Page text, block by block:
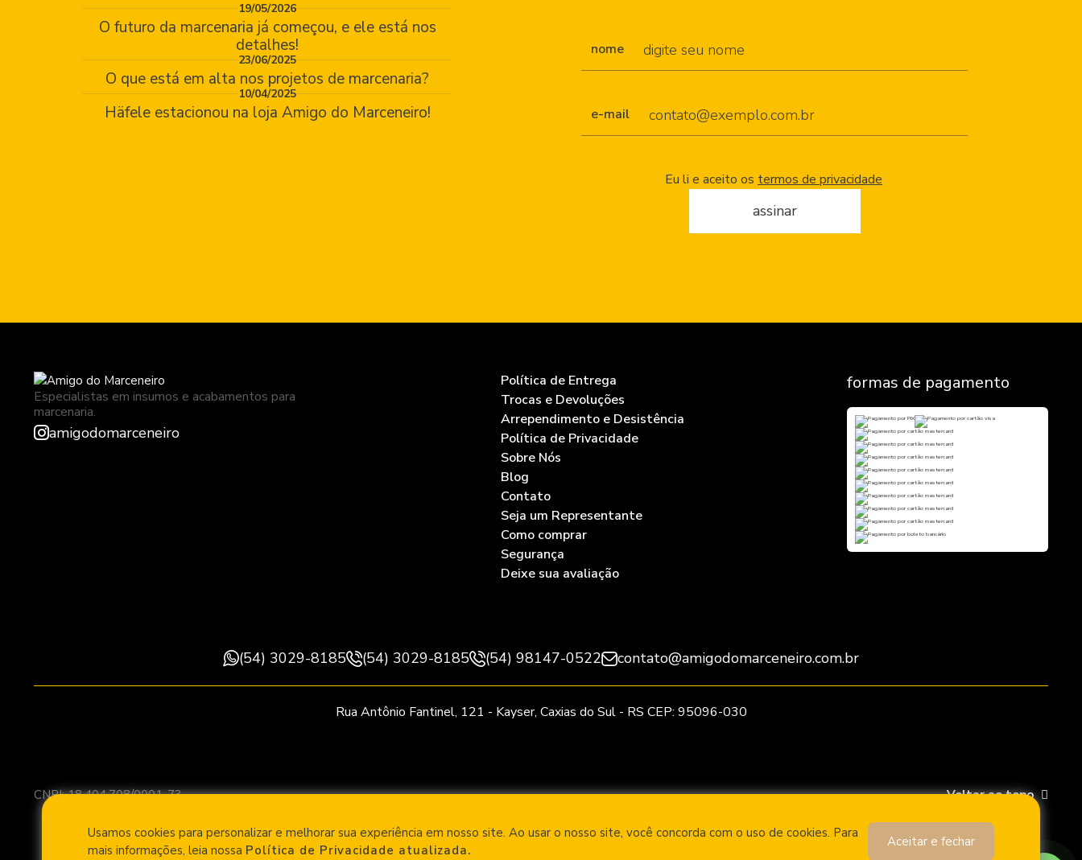
19/05/2026
O futuro da marcenaria já começou, e ele está nos
detalhes!
23/06/2025
O que está em alta nos projetos de marcenaria?
10/04/2025
Häfele estacionou na loja Amigo do Marceneiro!
nome
e-mail
Eu li e aceito os termos de privacidade
assinar
Especialistas em insumos e acabamentos para
marcenaria.
amigodomarceneiro
Política de Entrega
Trocas e Devoluções
Arrependimento e Desistência
Política de Privacidade
Sobre Nós
Blog
Contato
Seja um Representante
Como comprar
Segurança
Deixe sua avaliação
formas de pagamento
Rua Antônio Fantinel, 121 - Kayser, Caxias do Sul - RS CEP: 95096-030
(54) 3029-8185 (54) 3029-8185 (54) 98147-0522 contato@amigodomarceneiro.com.br
CNPJ: 18.404.708/0001-73 Voltar ao topo
Usamos cookies para personalizar e melhorar sua experiência em nosso site. Ao usar o nosso site, você concorda com o uso de cookies. Para
mais informações, leia nossa Política de Privacidade atualizada.
Aceitar e fechar